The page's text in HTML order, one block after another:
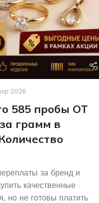
2026
585 пробы ОТ
грамм в
за бренд и
качественные
но не готовы платить